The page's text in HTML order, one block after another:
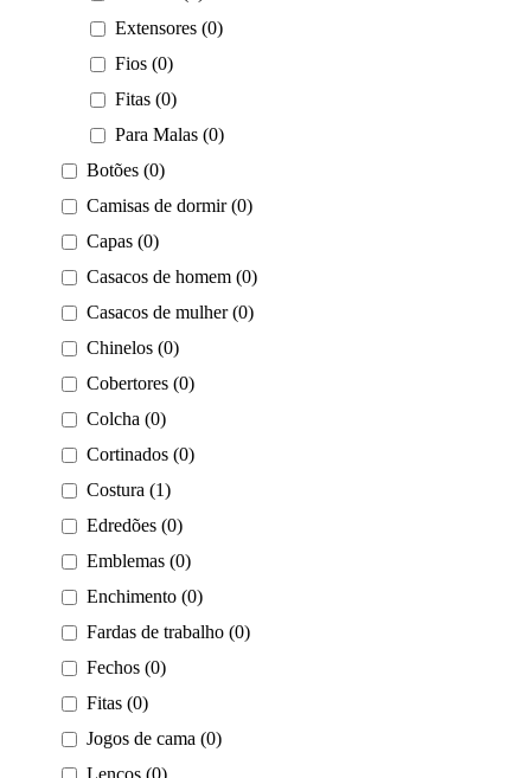
Extensores (0)
Fios (0)
Fitas (0)
Para Malas (0)
Botões (0)
Camisas de dormir (0)
Capas (0)
Casacos de homem (0)
Casacos de mulher (0)
Chinelos (0)
Cobertores (0)
Colcha (0)
Cortinados (0)
Costura (1)
Edredões (0)
Emblemas (0)
Enchimento (0)
Fardas de trabalho (0)
Fechos (0)
Fitas (0)
Jogos de cama (0)